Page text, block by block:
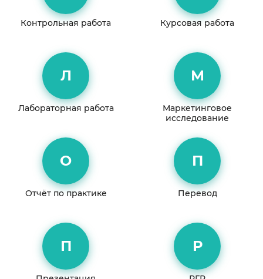
Контрольная работа Курсовая работа
Л
Лабораторная работа
М
Маркетинговое
исследование
О
Отчёт по практике
П
Перевод
П Р